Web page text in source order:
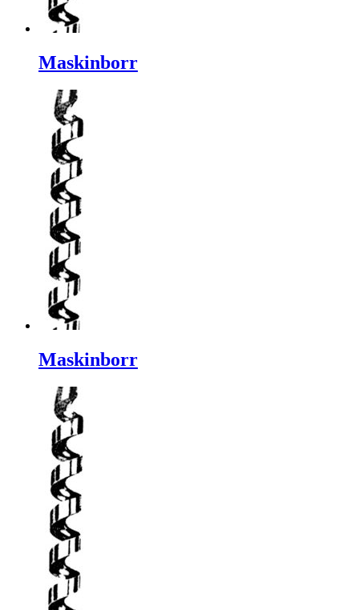
Maskinborr
Maskinborr